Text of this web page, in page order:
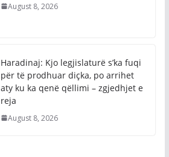
August 8, 2026
Haradinaj: Kjo legjislaturë s’ka fuqi
për të prodhuar diçka, po arrihet
aty ku ka qenë qëllimi – zgjedhjet e
reja
August 8, 2026